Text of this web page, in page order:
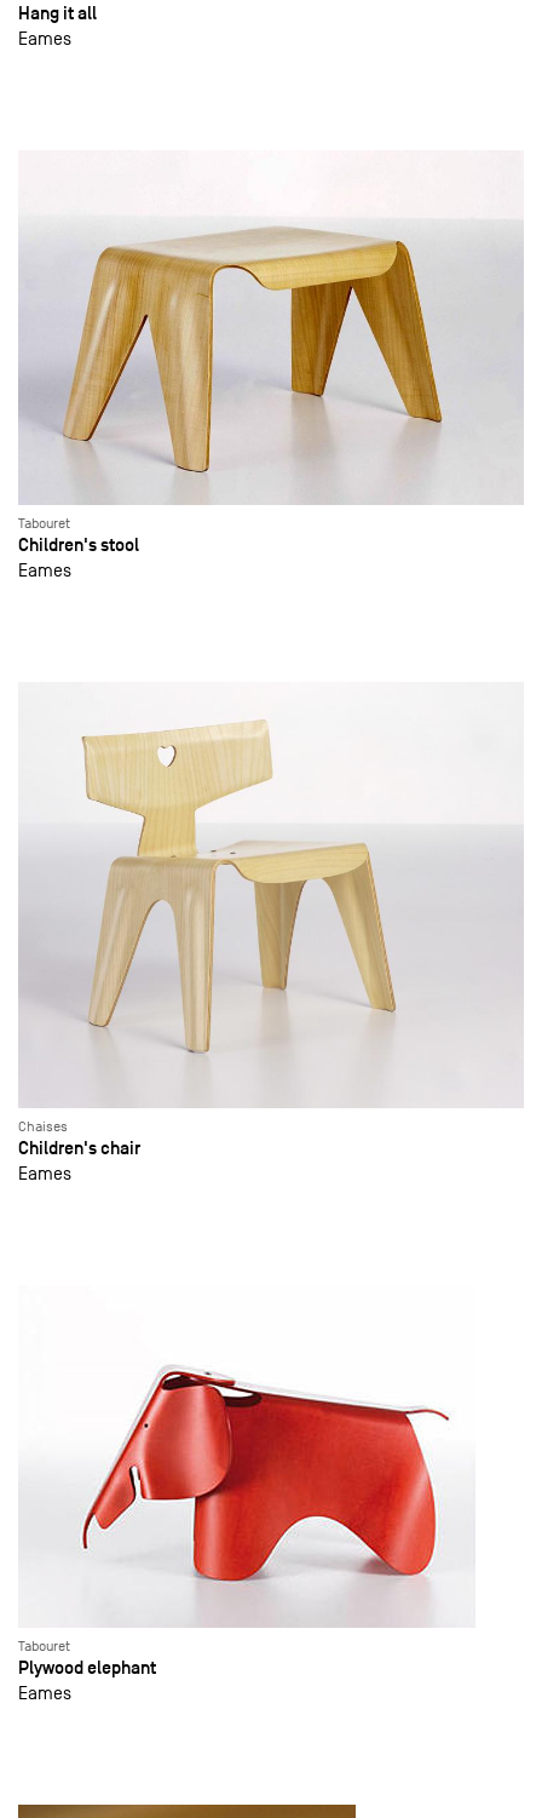
Hang it all
Eames
Tabouret
Children's stool
Eames
Chaises
Children's chair
Eames
Tabouret
Plywood elephant
Eames